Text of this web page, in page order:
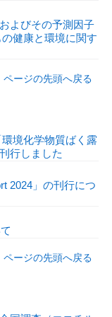
よびその予測因子
の健康と環境に関す
ページの先頭へ戻る
境化学物質ばく露
行しました
2024」の刊行につ
ページの先頭へ戻る